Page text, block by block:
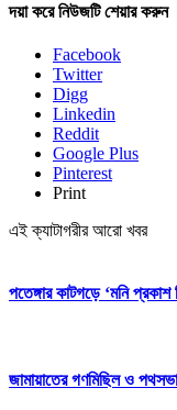
দয়া করে নিউজটি শেয়ার করুন
Facebook
Twitter
Digg
Linkedin
Reddit
Google Plus
Pinterest
Print
এই ক্যাটাগরীর আরো খবর
পতেঙ্গার কাটগড়ে ‘মনি
জামায়াতের গণমিছিল ও